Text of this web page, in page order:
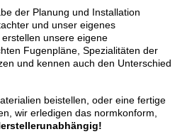
der Planung und Installation
und unser eigenes
unsere eigene
Fugenpläne, Spezialitäten der
und kennen auch den Unterschied
beistellen, oder eine fertige
wir erledigen das normkonform,